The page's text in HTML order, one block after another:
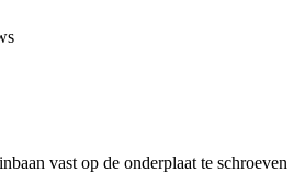
vast op de onderplaat te schroeven